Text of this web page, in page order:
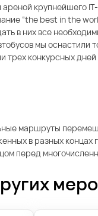
крупнейшего
“the best in the
в них все
мы оснастили
трех конкурсных
маршруты
в разных
перед